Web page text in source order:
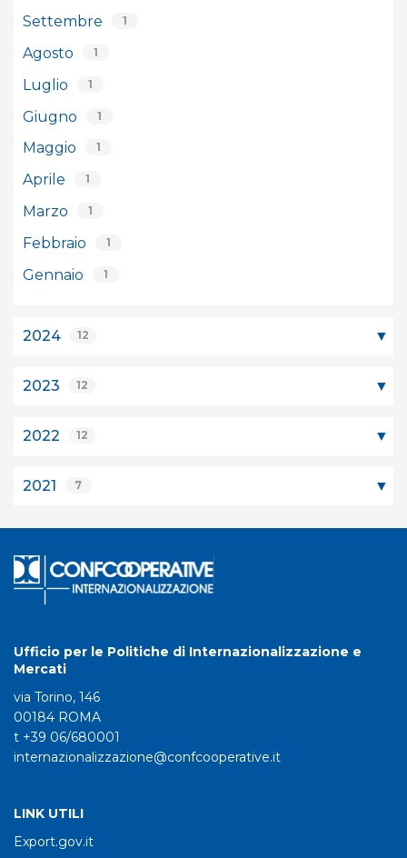
Settembre 1
Agosto 1
Luglio 1
Giugno 1
Maggio 1
Aprile 1
Marzo 1
Febbraio 1
Gennaio 1
2024 12
2023 12
2022 12
2021 7
Ufficio per le Politiche di Internazionalizzazione e
Mercati
via Torino, 146
00184 ROMA
t +39 06/680001
internazionalizzazione@confcooperative.it
LINK UTILI
Export.gov.it